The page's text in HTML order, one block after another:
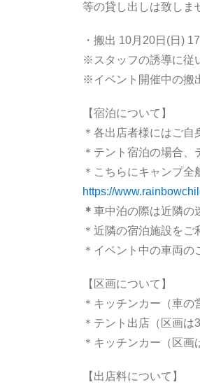
等の貸し出しは致しま
・搬出 10月20日(日)
※スタッフの誘導に従
※イベント開催中の搬
【宿泊について】
＊各出店者様にはご自
＊テント宿泊の場合、
＊こちらにキャンプ全
https://
＊ 車中泊の際は近隣の
＊近隣の宿泊施設をご
＊イベント中の車両
【区画について】
＊キッチンカー（車の
＊テント出店（区画は
＊キッチンカー（区
【出店料について】